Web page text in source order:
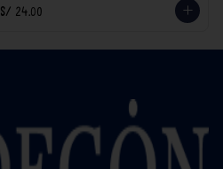
consumo.
S/ 24.00